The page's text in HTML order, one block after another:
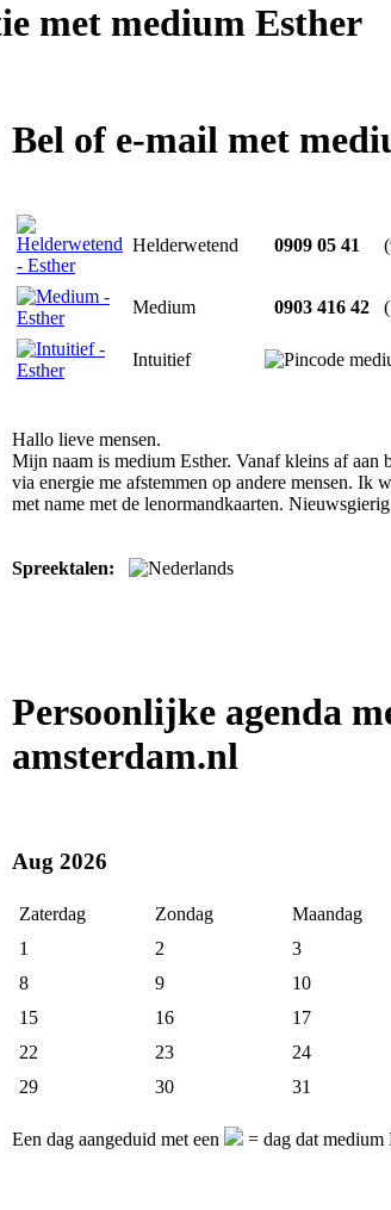
met medium Esther
Bel of e-mail met
Helderwetend 0909 05 41
Medium 0903 416 42
Intuitief
Hallo lieve mensen.
Mijn naam is medium Esther. Vanaf kleins af aan
via energie me afstemmen op andere mensen.
met name met de lenormandkaarten.
Spreektalen:
Persoonlijke agenda
amsterdam.nl
Aug 2026
Zaterdag Zondag Maandag
1
2 3
8
9 10
15
16 17
22
23 24
29
30 31
Een dag aangeduid met een = dag dat medium